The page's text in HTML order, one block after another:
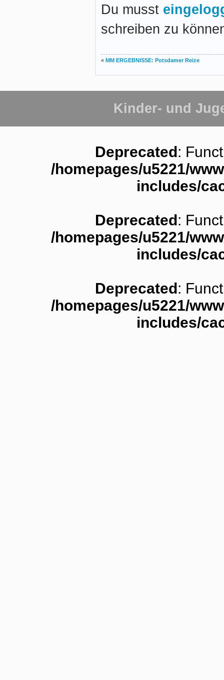
Du musst
schreiben zu
« MM ERGEBNISSE: Potsdamer Reize
Kinder- und
Deprecated :
/homepages/u5221/
includes/
Deprecated :
/homepages/u5221/
includes/
Deprecated :
/homepages/u5221/
includes/